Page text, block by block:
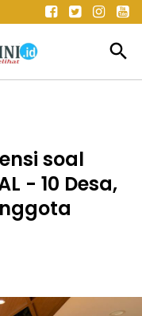
search
soal
- 10 Desa,